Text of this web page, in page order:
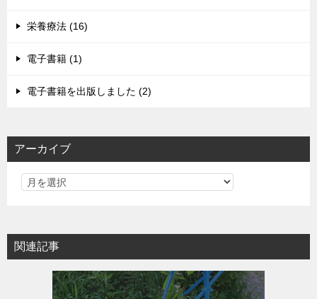
栄養療法 (16)
電子書籍 (1)
電子書籍を出版しました (2)
アーカイブ
関連記事